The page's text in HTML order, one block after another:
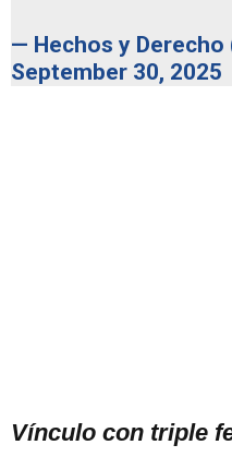
— Hechos y
September 30, 2025
Vínculo con triple